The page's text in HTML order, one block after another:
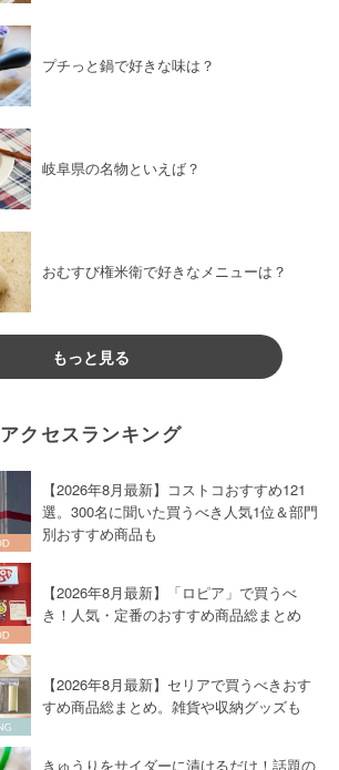
プチっと鍋で好きな味は？
岐阜県の名物といえば？
おむすび権米衛で好きなメニューは？
もっと見る
アクセスランキング
【2026年8月最新】コストコおすすめ121
選。300名に聞いた買うべき人気1位＆部門
別おすすめ商品も
【2026年8月最新】「ロピア」で買うべ
き！人気・定番のおすすめ商品総まとめ
【2026年8月最新】セリアで買うべきおす
すめ商品総まとめ。雑貨や収納グッズも
きゅうりをサイダーに漬けるだけ！話題の